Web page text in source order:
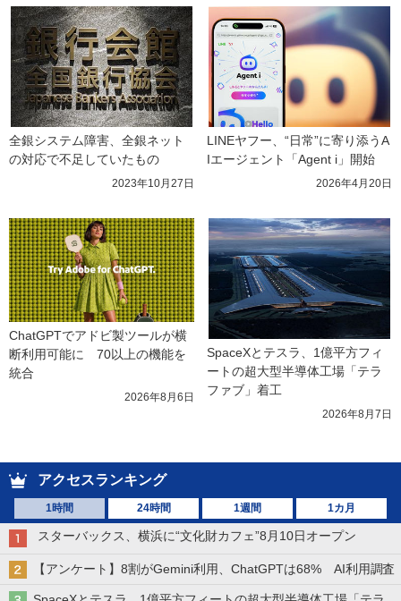
全銀システム障害、全銀ネット
の対応で不足していたもの
2023年10月27日
LINEヤフー、“日常”に寄り添うA
Iエージェント「Agent i」開始
2026年4月20日
ChatGPTでアドビ製ツールが横
断利用可能に　70以上の機能を
統合
2026年8月6日
SpaceXとテスラ、1億平方フィ
ートの超大型半導体工場「テラ
ファブ」着工
2026年8月7日
アクセスランキング
1時間 24時間 1週間 1カ月
スターバックス、横浜に“文化財カフェ”8月10日オープン
【アンケート】8割がGemini利用、ChatGPTは68% AI利用調査